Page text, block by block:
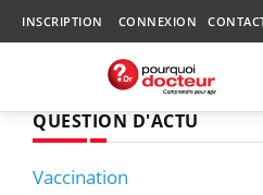
INSCRIPTION CONNEXION
QUESTION D'ACTU
Vaccination